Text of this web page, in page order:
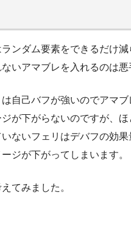
ンダム要素をできるだけ
いアマブレを入れるのは悪
自己バフが強いのでアマブ
が下がらないのですが、ほ
ないフェリはデバフの効果
ジが下がってしまいます。
てみました。